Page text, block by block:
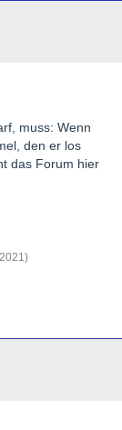
muss: Wenn
den er los
das Forum hier
)